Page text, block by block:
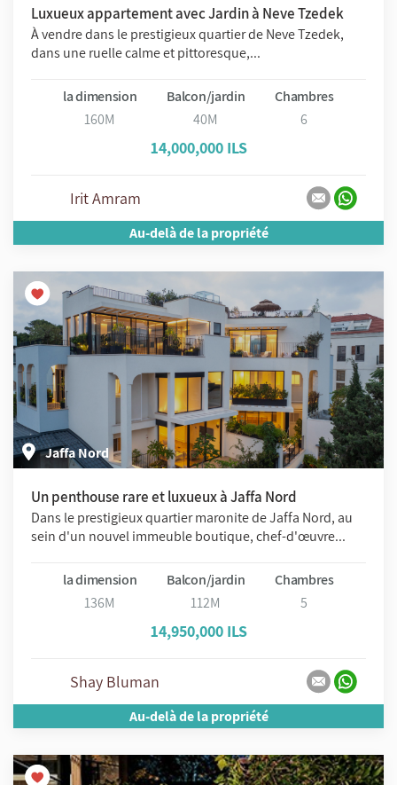
Luxueux appartement avec Jardin à Neve Tzedek
À vendre dans le prestigieux quartier de Neve Tzedek,
dans une ruelle calme et pittoresque,...
la dimension
160M
Balcon/jardin
40M
Chambres
6
14,000,000 ILS
Irit Amram
Au-delà de la propriété
Jaffa Nord
Un penthouse rare et luxueux à Jaffa Nord
Dans le prestigieux quartier maronite de Jaffa Nord, au
sein d'un nouvel immeuble boutique, chef-d'œuvre...
la dimension
136M
Balcon/jardin
112M
Chambres
5
14,950,000 ILS
Shay Bluman
Au-delà de la propriété